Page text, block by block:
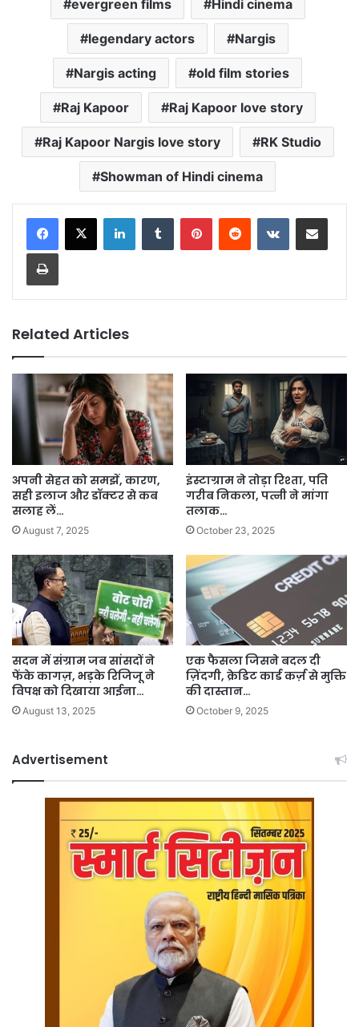
evergreen films Hindi cinema
legendary actors Nargis
Nargis acting old film stories
Raj Kapoor Raj Kapoor love story
Raj Kapoor Nargis love story RK Studio
Showman of Hindi cinema
LinkedInTumblr PinterestReddit VKontakteShare via Email
Print
Related Articles
अपनी सेहत को समझें, कारण,
सही इलाज और डॉक्टर से कब
सलाह लें…
August 7, 2025
इंस्टाग्राम ने तोड़ा रिश्ता, पति
गरीब निकला, पत्नी ने मांगा
तलाक…
October 23, 2025
सदन में संग्राम जब सांसदों ने
फेंके कागज़, भड़के रिजिजू ने
विपक्ष को दिखाया आईना…
August 13, 2025
एक फैसला जिसने बदल दी
ज़िंदगी, क्रेडिट कार्ड कर्ज़ से मुक्ति
की दास्तान…
October 9, 2025
Advertisement